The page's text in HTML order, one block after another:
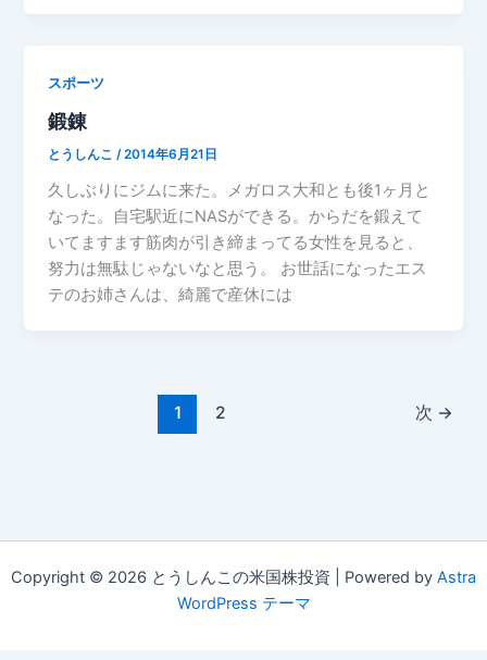
スポーツ
鍛錬
とうしんこ /2014年6月21日
久しぶりにジムに来た。メガロス大和とも後1ヶ月と
なった。自宅駅近にNASができる。からだを鍛えて
いてますます筋肉が引き締まってる女性を見ると、
努力は無駄じゃないなと思う。 お世話になったエス
テのお姉さんは、綺麗で産休には
1 2 次 →
Copyright © 2026 とうしんこの米国株投資 | Powered by Astra
WordPress テーマ